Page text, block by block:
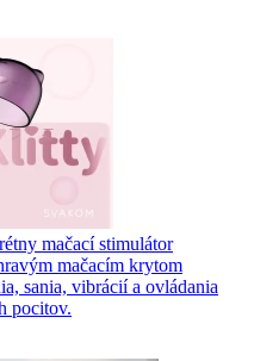
mačací stimulátor
mačacím krytom
sania, vibrácií a ovládania
pocitov.